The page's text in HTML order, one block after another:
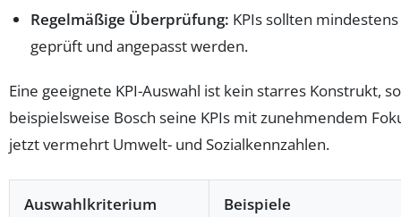
Regelmäßige Überprüfung: KPIs sollten
geprüft und angepasst werden.
Eine geeignete KPI-Auswahl ist kein starres Konstrukt,
beispielsweise Bosch seine KPIs mit zunehmendem
jetzt vermehrt Umwelt- und Sozialkennzahlen.
Auswahlkriterium Beispiele